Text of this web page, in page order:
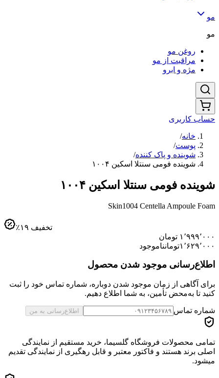
مو
مو
روغن مو
مراقبت از مو
مژه و ابرو
حساب کاربری
خانه/
پوست/
شوینده و پاک کننده/
شوینده فومی سنتلا اسکین ۱۰۰۴
شوینده فومی سنتلا اسکین ۱۰۰۴
Skin1004 Centella Ampoule Foam
٪۱۹ تخفیف
۱٬۹۹۹٬۰۰۰ تومان
۱٬۶۲۹٬۰۰۰تومانناموجود
اطلاع‌رسانی موجود شدن محصول
برای آگاهی از زمان موجود شدن دوباره، شماره تماس خود را ثبت
کنید تا به‌محض تأمین، به شما اطلاع دهیم.
شماره تماس اطلاع‌رسانی به من
تمامی محصولات فروشگاه گلسیما، خرید مستقیم از نمایندگی
اصلی برند هستند و فاکتور معتبر و قابل رهگیری از نمایندگی تقدیم
میشود.